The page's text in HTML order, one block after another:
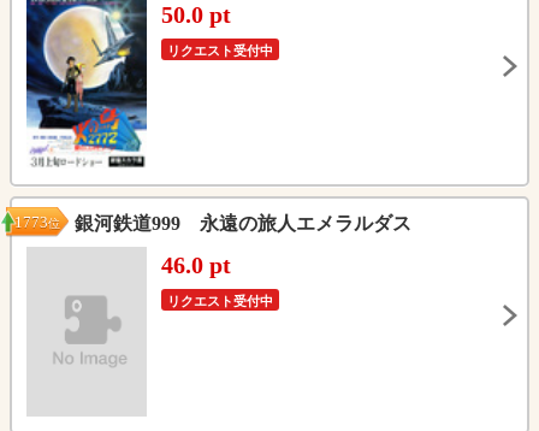
50.0 pt
リクエスト受付中
銀河鉄道999 永遠の旅人エメラルダス
1773位
46.0 pt
リクエスト受付中